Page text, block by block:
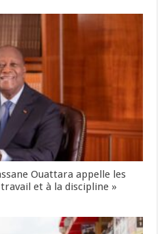
Ouattara appelle les
et à la discipline »